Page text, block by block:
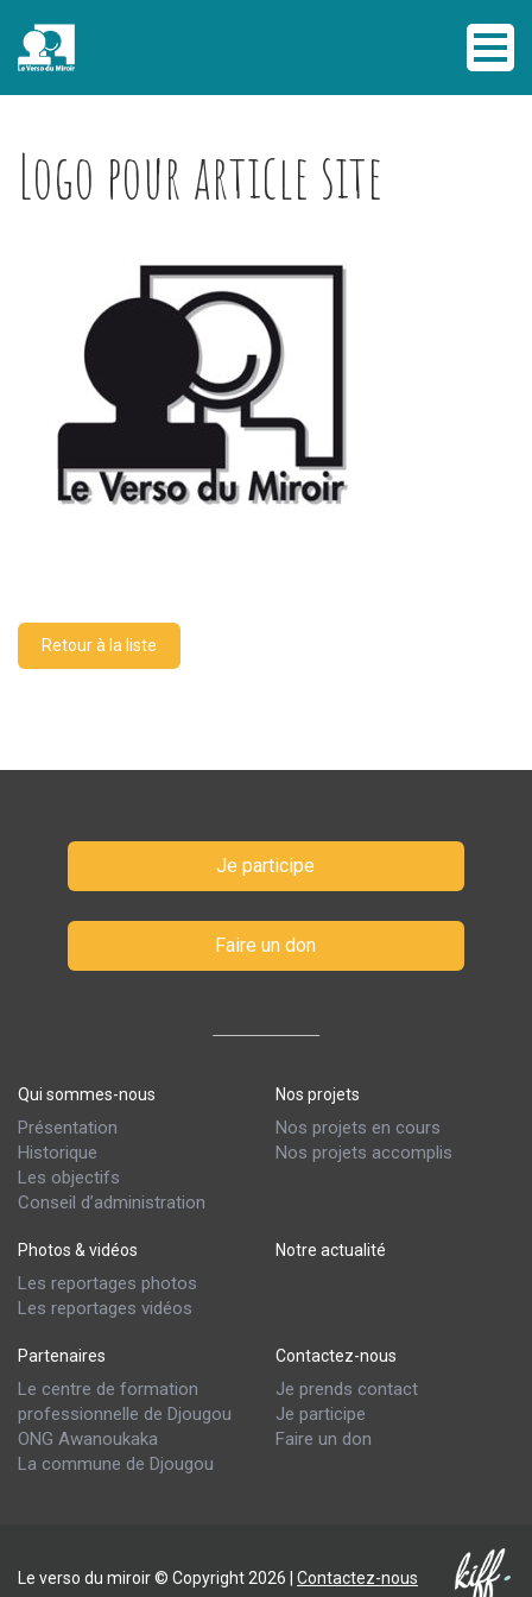
Logo pour article site
Retour à la liste
Je participe
Faire un don
Qui sommes-nous
Présentation
Historique
Les objectifs
Conseil d’administration
Nos projets
Nos projets en cours
Nos projets accomplis
Photos & vidéos
Les reportages photos
Les reportages vidéos
Notre actualité
Partenaires
Le centre de formation
professionnelle de Djougou
ONG Awanoukaka
La commune de Djougou
Contactez-nous
Je prends contact
Je participe
Faire un don
Le verso du miroir © Copyright 2026 | Contactez-nous